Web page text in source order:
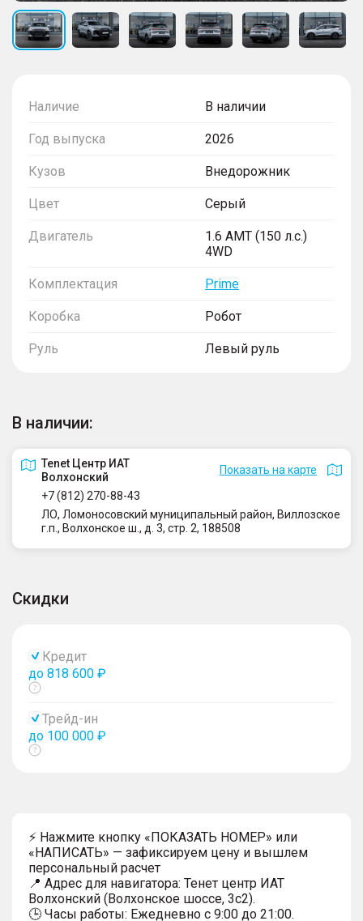
Наличие В наличии
Год выпуска 2026
Кузов Внедорожник
Цвет Серый
Двигатель
1.6 AMT (150 л.с.)
4WD
Комплектация Prime
Коробка Робот
Руль Левый руль
В наличии:
Tenet Центр ИАТ
Волхонский
Показать на карте
+7 (812) 270-88-43
ЛО, Ломоносовский муниципальный район, Виллозское
г.п., Волхонское ш., д. 3, стр. 2, 188508
Скидки
Кредит
до 818 600 ₽
Показать
Трейд-ин
до 100 000 ₽
Показать
⚡ Нажмите кнопку «ПОКАЗАТЬ НОМЕР» или
«НАПИСАТЬ» — зафиксируем цену и вышлем
персональный расчет
📍 Адрес для навигатора: Тенет центр ИАТ
Волхонский (Волхонское шоссе, 3с2).
🕒 Часы работы: Ежедневно с 9:00 до 21:00.